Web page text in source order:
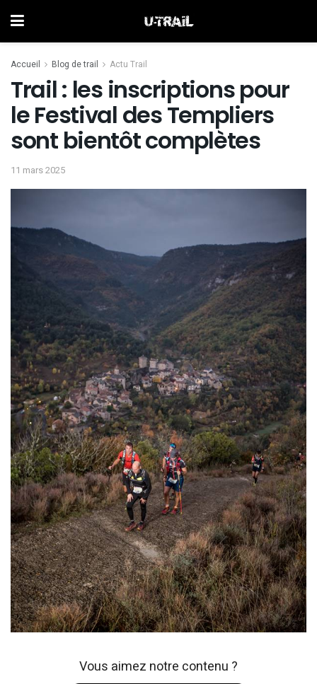
Accueil Blog de trail Actu Trail
Trail : les inscriptions pour
le Festival des Templiers
sont bientôt complètes
11 mars 2025
Vous aimez notre contenu ?